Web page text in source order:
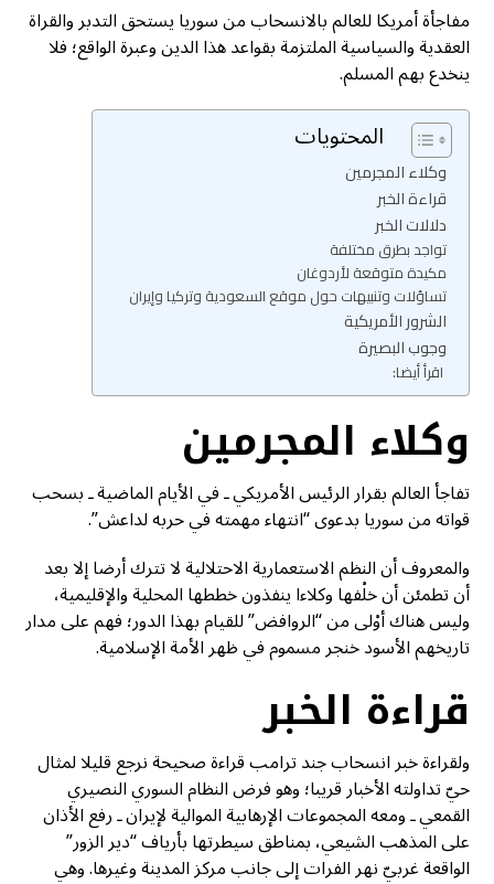
مفاجأة أمريكا للعالم بالانسحاب من سوريا يستحق التدبر والقراة
العقدية والسياسية الملتزمة بقواعد هذا الدين وعبرة الواقع؛ فلا
ينخدع بهم المسلم.
المحتويات
وكلاء المجرمين
قراءة الخبر
دلالات الخبر
تواجد بطرق مختلفة
مكيدة متوقعة لأردوغان
تساؤلات وتنبيهات حول موقع السعودية وتركيا وإيران
الشرور الأمريكية
وجوب البصيرة
اقرأ أيضا:
وكلاء المجرمين
تفاجأ العالم بقرار الرئيس الأمريكي ـ في الأيام الماضية ـ بسحب
قواته من سوريا بدعوى “انتهاء مهمته في حربه لداعش”.
والمعروف أن النظم الاستعمارية الاحتلالية لا تترك أرضا إلا بعد
أن تطمئن أن خلْفها وكلاءا ينفذون خططها المحلية والإقليمية،
وليس هناك أوْلى من “الروافض” للقيام بهذا الدور؛ فهم على مدار
تاريخهم الأسود خنجر مسموم في ظهر الأمة الإسلامية.
قراءة الخبر
ولقراءة خبر انسحاب جند ترامب قراءة صحيحة نرجع قليلا لمثال
حيّ تداولته الأخبار قريبا؛ وهو فرض النظام السوري النصيري
القمعي ـ ومعه المجموعات الإرهابية الموالية لإيران ـ رفع الأذان
على المذهب الشيعي، بمناطق سيطرتها بأرياف “دير الزور”
الواقعة غربيّ نهر الفرات إلى جانب مركز المدينة وغيرها. وهي